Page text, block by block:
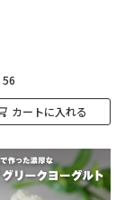
56
カートに入れる